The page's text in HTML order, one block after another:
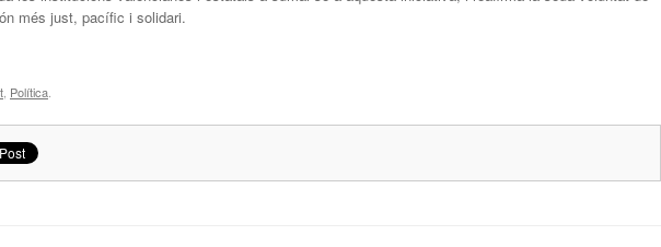
més just, pacífic i solidari.
, Política.